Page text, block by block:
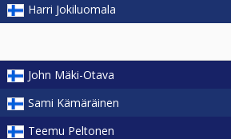
Harri Jokiluomala
John Mäki-Otava
Sami Kämäräinen
Teemu Peltonen